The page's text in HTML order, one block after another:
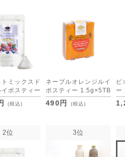
ミックスド
ボスティー
(税込)
ネーブルオレンジルイ
ボスティー 1.5g×5TB
[M便 1/15]
490円 (税込)
ピ
ー
[M
2位 3位